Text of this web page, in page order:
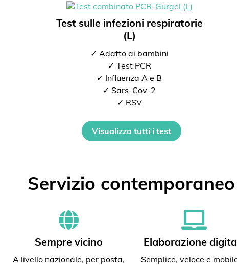
Test sulle infezioni respiratorie
(L)
✓ Adatto ai bambini
✓ Test PCR
✓ Influenza A e B
✓ Sars-Cov-2
✓ RSV
Visualizza tutti i test
Servizio contemporaneo
Sempre vicino
A livello nazionale, per posta,
Elaborazione
Semplice, veloce e